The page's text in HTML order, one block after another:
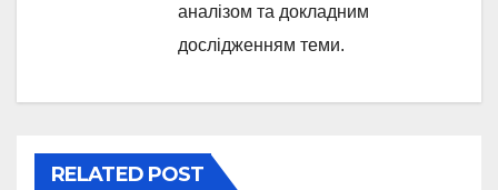
аналізом та докладним
дослідженням теми.
RELATED POST